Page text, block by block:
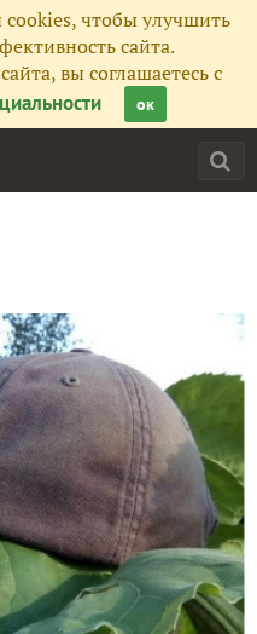
чтобы улучшить
сайта.
вы соглашаетесь с
ок
13
1118